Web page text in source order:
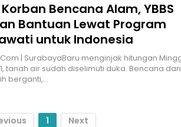
Bencana Alam, YBBS
Bantuan Lewat Program
untuk Indonesia
| SurabayaBaru menginjak hitungan
tanah air sudah diselimuti duka. Bencana
berganti,…
1 Next